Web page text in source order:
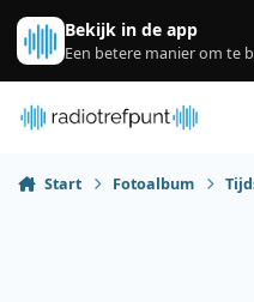
Spring naar bijdragen
Bekijk in de app
Een betere manier om te
Start Fotoalbum